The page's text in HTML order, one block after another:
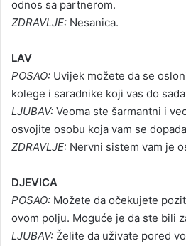
odnos sa partnerom.
ZDRAVLJE: Nesanica.
LAV
POSAO: Uvijek možete da se
kolege i saradnike koji vas do
LJUBAV: Veoma ste šarmantni i
osvojite osobu koja vam se
ZDRAVLJE: Nervni sistem vam je
DJEVICA
POSAO: Možete da očekujete
ovom polju. Moguće je da ste bili
LJUBAV: Želite da uživate pored